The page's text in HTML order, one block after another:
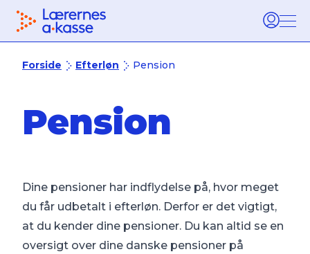
Tilbage til forsiden
Forside Efterløn Pension
Pension
Dine pensioner har indflydelse på, hvor meget
du får udbetalt i efterløn. Derfor er det vigtigt,
at du kender dine pensioner. Du kan altid se en
oversigt over dine danske pensioner på